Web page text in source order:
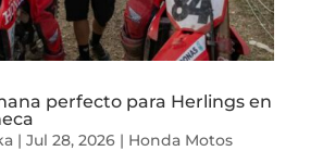
perfecto para Herlings en
| Jul 28, 2026| Honda Motos